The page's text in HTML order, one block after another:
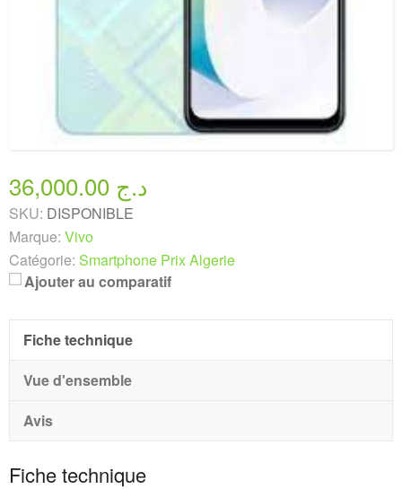
36,000.00 د.ج
SKU: DISPONIBLE
Marque: Vivo
Catégorie: Smartphone Prix Algerie
Ajouter au comparatif
Fiche technique
Vue d'ensemble
Avis
Fiche technique